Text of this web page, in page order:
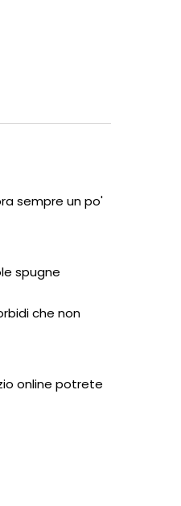
sempre un po'
spugne
che non
online potrete